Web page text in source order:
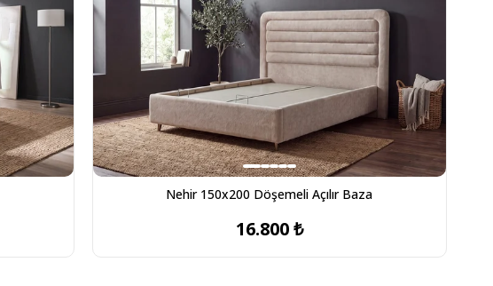
Nehir 150x200 Döşemeli Açılır Baza
16.800 ₺